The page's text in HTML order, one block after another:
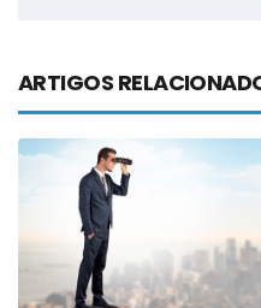
ARTIGOS